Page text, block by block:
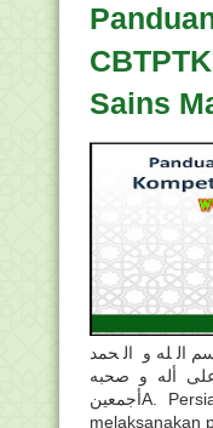
Sains
الله و الحمد
أله و صحبه
أجمعينA. Persiapan Perangkat Komputer Untuk
melaksanakan